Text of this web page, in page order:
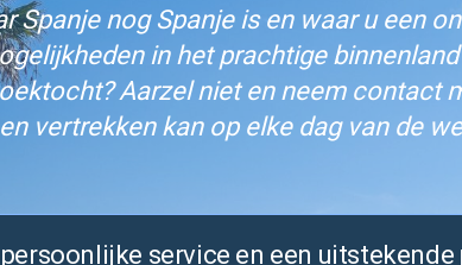
Spanje nog Spanje is en waar u een
in het prachtige
Aarzel niet en neem contact
vertrekken kan op elke dag van de
service en een